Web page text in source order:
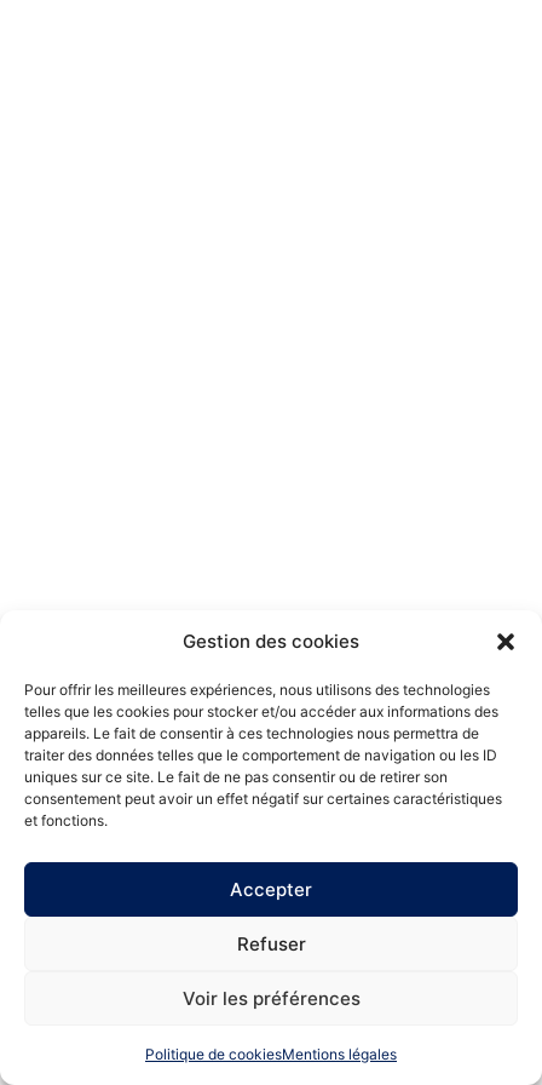
Gestion des cookies
Pour offrir les meilleures expériences, nous utilisons des technologies
telles que les cookies pour stocker et/ou accéder aux informations des
appareils. Le fait de consentir à ces technologies nous permettra de
traiter des données telles que le comportement de navigation ou les ID
uniques sur ce site. Le fait de ne pas consentir ou de retirer son
consentement peut avoir un effet négatif sur certaines caractéristiques
et fonctions.
Accepter
Refuser
Voir les préférences
Politique de cookiesMentions légales